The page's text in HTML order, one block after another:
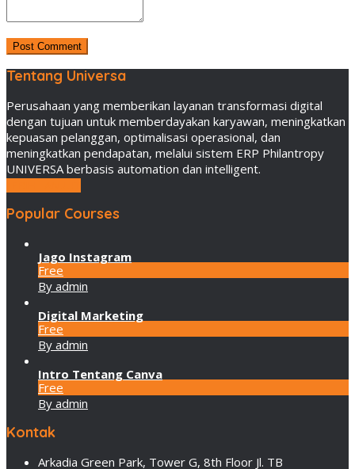
Tentang Universa
Perusahaan yang memberikan layanan transformasi digital
dengan tujuan untuk memberdayakan karyawan, meningkatkan
kepuasan pelanggan, optimalisasi operasional, dan
meningkatkan pendapatan, melalui sistem ERP Philantropy
UNIVERSA berbasis automation dan intelligent.
Popular Courses
Jago Instagram
Free
By admin
Digital Marketing
Free
By admin
Intro Tentang Canva
Free
By admin
Kontak
Arkadia Green Park, Tower G, 8th Floor Jl. TB